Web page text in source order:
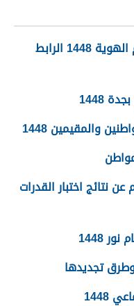
تحديث بيانات الصندوق العقاري برقم الهوية 1448 الرابط
والمقيمين 1448
نتائج اختبار القدرات
1448